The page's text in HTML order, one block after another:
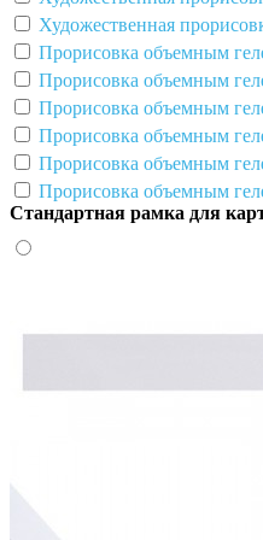
Художественная
Прорисовка объемным
Прорисовка объемным
Прорисовка объемным
Прорисовка объемным
Прорисовка объемным
Прорисовка объемным
Стандартная рамка для